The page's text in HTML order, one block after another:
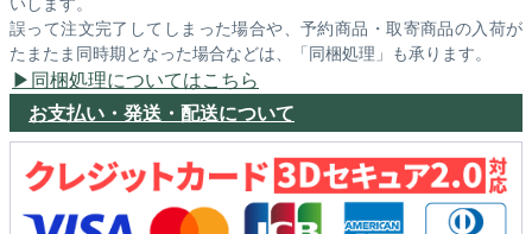
誤って注文完了してしまった場合や、予約商品・取寄商品の入荷が
たまたま同時期となった場合などは、「同梱処理」も承ります。
同梱処理についてはこちら
お支払い・発送・配送について